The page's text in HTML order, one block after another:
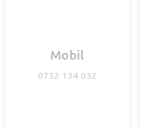
Mobil
0752 134 032